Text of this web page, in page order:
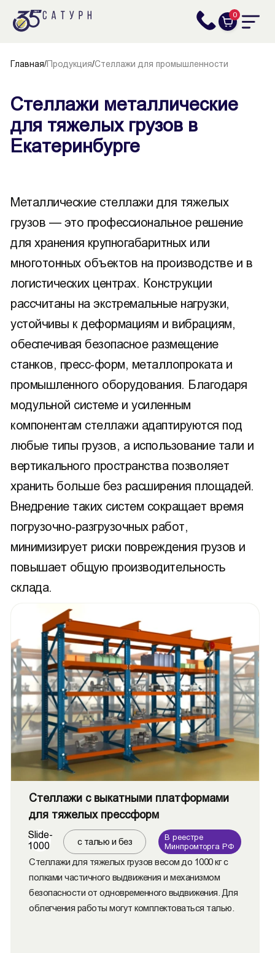
0
Главная/Продукция/Стеллажи для промышленности
Стеллажи металлические
для тяжелых грузов в
Екатеринбурге
Металлические стеллажи для тяжелых
грузов — это профессиональное решение
для хранения крупногабаритных или
многотонных объектов на производстве и в
логистических центрах. Конструкции
рассчитаны на экстремальные нагрузки,
устойчивы к деформациям и вибрациям,
обеспечивая безопасное размещение
станков, пресс-форм, металлопроката и
промышленного оборудования. Благодаря
модульной системе и усиленным
компонентам стеллажи адаптируются под
любые типы грузов, а использование тали и
вертикального пространства позволяет
хранить больше без расширения площадей.
Внедрение таких систем сокращает время
погрузочно-разгрузочных работ,
минимизирует риски повреждения грузов и
повышает общую производительность
склада.
Стеллажи с выкатными платформами
для тяжелых прессформ
Slide-
1000
с талью и без
В реестре
Минпромторга РФ
Стеллажи для тяжелых грузов весом до 1000 кг с
полками частичного выдвижения и механизмом
безопасности от одновременного выдвижения. Для
облегчения работы могут комплектоваться талью.